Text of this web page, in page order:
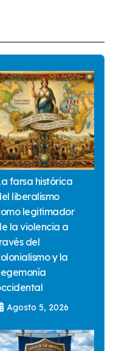
farsa histórica
liberalismo
legitimador
la violencia a
del
y la
Agosto 5, 2026